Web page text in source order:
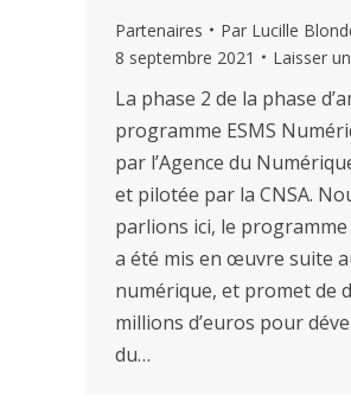
Partenaires Par Lucille
8 septembre 2021
Laisser
La phase 2 de la phase
programme ESMS
par l’Agence du
et pilotée par la CNSA.
parlions ici, le programme
a été mis en œuvre suite
numérique, et promet de
millions d’euros pour
du…